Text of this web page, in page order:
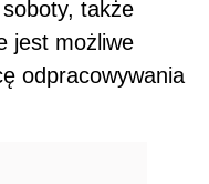
także
jest możliwe
odpracowywania